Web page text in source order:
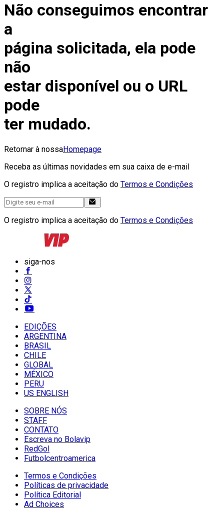
Não conseguimos encontrar
a
página solicitada, ela pode
não
estar disponível ou o URL
pode
ter mudado.
Retornar à nossaHomepage
Receba as últimas novidades em sua caixa de e-mail
O registro implica a aceitação do Termos e Condições
O registro implica a aceitação do Termos e Condições
siga-nos
EDIÇÕES
ARGENTINA
BRASIL
CHILE
GLOBAL
MÉXICO
PERU
US ENGLISH
SOBRE NÓS
STAFF
CONTATO
Escreva no Bolavip
RedGol
Futbolcentroamerica
Termos e Condições
Políticas de privacidade
Política Editorial
Ad Choices